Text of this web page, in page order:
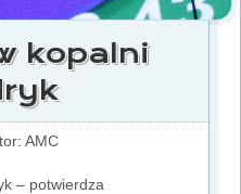
kopalni
AMC
– potwierdza